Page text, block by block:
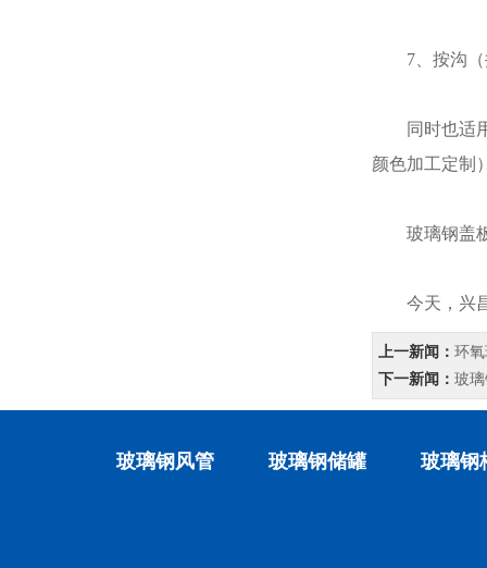
7、按沟（井
同时也适用
颜色加工定制
玻璃钢盖板
今天，兴昌
上一新闻： 环
下一新闻： 玻
玻璃钢风管 玻璃钢储罐 玻璃钢